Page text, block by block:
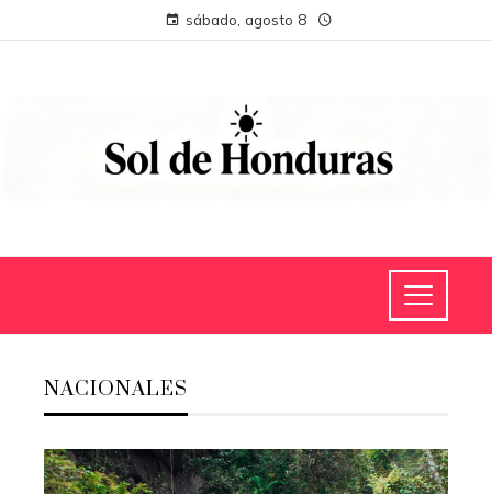
sábado, agosto 8
NACIONALES